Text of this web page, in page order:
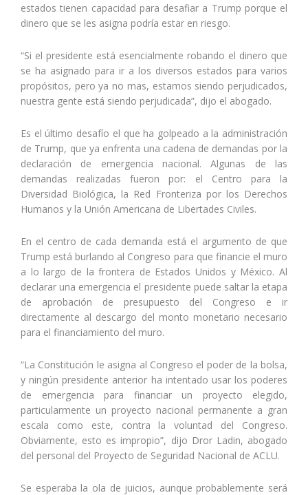
estados tienen capacidad para desafiar a Trump porque el
dinero que se les asigna podría estar en riesgo.
“Si el presidente está esencialmente robando el dinero que
se ha asignado para ir a los diversos estados para varios
propósitos, pero ya no mas, estamos siendo perjudicados,
nuestra gente está siendo perjudicada”, dijo el abogado.
Es el último desafío el que ha golpeado a la administración
de Trump, que ya enfrenta una cadena de demandas por la
declaración de emergencia nacional. Algunas de las
demandas realizadas fueron por: el Centro para la
Diversidad Biológica, la Red Fronteriza por los Derechos
Humanos y la Unión Americana de Libertades Civiles.
En el centro de cada demanda está el argumento de que
Trump está burlando al Congreso para que financie el muro
a lo largo de la frontera de Estados Unidos y México. Al
declarar una emergencia el presidente puede saltar la etapa
de aprobación de presupuesto del Congreso e ir
directamente al descargo del monto monetario necesario
para el financiamiento del muro.
“La Constitución le asigna al Congreso el poder de la bolsa,
y ningún presidente anterior ha intentado usar los poderes
de emergencia para financiar un proyecto elegido,
particularmente un proyecto nacional permanente a gran
escala como este, contra la voluntad del Congreso.
Obviamente, esto es impropio”, dijo Dror Ladin, abogado
del personal del Proyecto de Seguridad Nacional de ACLU.
Se esperaba la ola de juicios, aunque probablemente será